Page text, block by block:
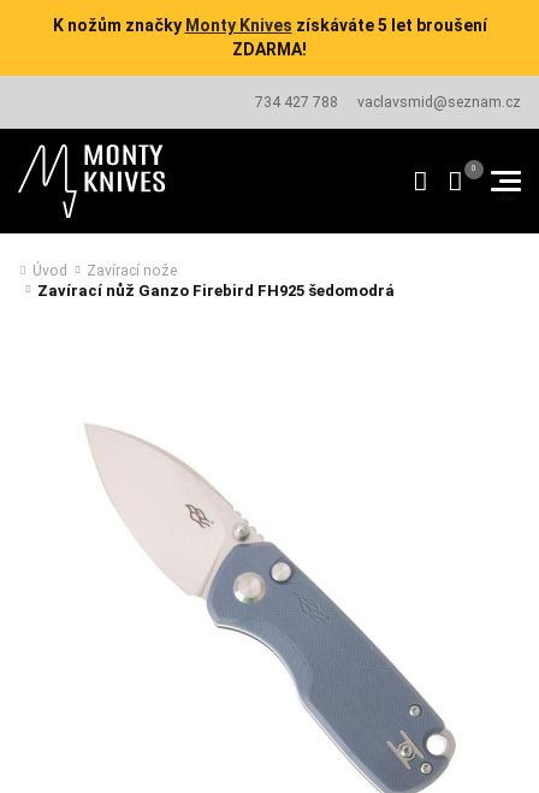
K nožům značky Monty Knives získáváte 5 let broušení
ZDARMA!
734 427 788 vaclavsmid@seznam.cz
Úvod Zavírací nože
Zavírací nůž Ganzo Firebird FH925 šedomodrá